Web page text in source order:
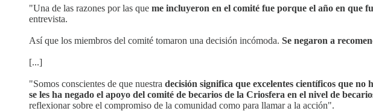
"Una de las razones por las que me incluyeron en el comité fue porque el año en que
entrevista.
Así que los miembros del comité tomaron una decisión incómoda. Se negaron a
[...]
"Somos conscientes de que nuestra decisión significa que excelentes científicos que
se les ha negado el apoyo del comité de becarios de la Criosfera en el nivel de
reflexionar sobre el compromiso de la comunidad como para llamar a la acción".